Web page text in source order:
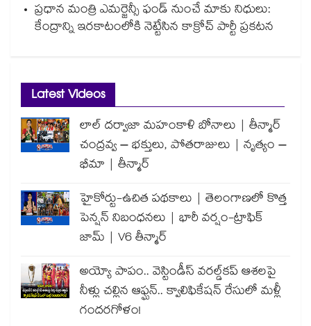
ప్రధాన మంత్రి ఎమర్జెన్సీ ఫండ్ నుంచే మాకు నిధులు:
కేంద్రాన్ని ఇరకాటంలోకి నెట్టేసిన కాక్రోచ్ పార్టీ ప్రకటన
Latest Videos
లాల్ దర్వాజా మహంకాళి బోనాలు | తీన్మార్
చంద్రవ్వ – భక్తులు, పోతరాజులు | నృత్యం –
భీమా | తీన్మార్
హైకోర్టు-ఉచిత పథకాలు | తెలంగాణలో కొత్త
పెన్షన్ నిబంధనలు | భారీ వర్షం-ట్రాఫిక్
జామ్ | V6 తీన్మార్
అయ్యో పాపం.. వెస్టిండీస్ వరల్డ్‌కప్ ఆశలపై
నీళ్లు చల్లిన ఆఫ్ఘన్.. క్వాలిఫికేషన్ రేసులో మళ్లీ
గందరగోళం!